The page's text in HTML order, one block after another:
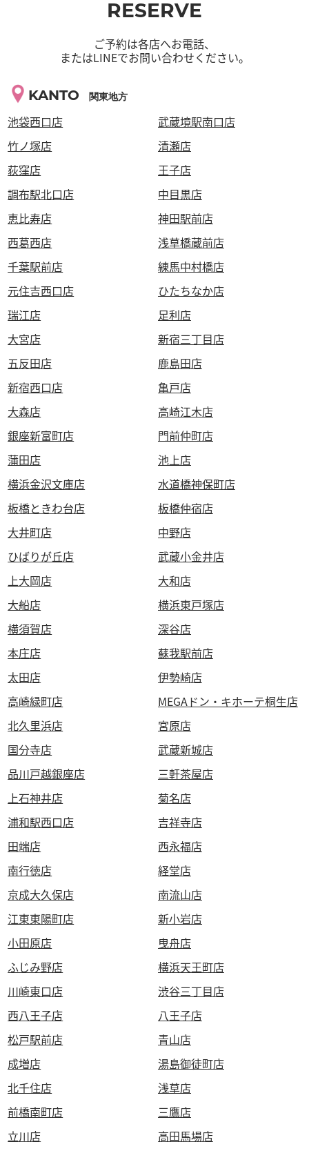
RESERVE
ご予約は各店へお電話、
またはLINEでお問い合わせください。
KANTO 関東地方
池袋西口店
武蔵境駅南口店
竹ノ塚店
清瀬店
荻窪店
王子店
調布駅北口店
中目黒店
恵比寿店
神田駅前店
西葛西店
浅草橋蔵前店
千葉駅前店
練馬中村橋店
元住吉西口店
ひたちなか店
瑞江店
足利店
大宮店
新宿三丁目店
五反田店
鹿島田店
新宿西口店
亀戸店
大森店
高崎江木店
銀座新富町店
門前仲町店
蒲田店
池上店
横浜金沢文庫店
水道橋神保町店
板橋ときわ台店
板橋仲宿店
大井町店
中野店
ひばりが丘店
武蔵小金井店
上大岡店
大和店
大船店
横浜東戸塚店
横須賀店
深谷店
本庄店
蘇我駅前店
太田店
伊勢崎店
高崎緑町店
MEGAドン・キホーテ桐生店
北久里浜店
宮原店
国分寺店
武蔵新城店
品川戸越銀座店
三軒茶屋店
上石神井店
菊名店
浦和駅西口店
吉祥寺店
田端店
西永福店
南行徳店
経堂店
京成大久保店
南流山店
江東東陽町店
新小岩店
小田原店
曳舟店
ふじみ野店
横浜天王町店
川崎東口店
渋谷三丁目店
西八王子店
八王子店
松戸駅前店
青山店
成増店
湯島御徒町店
北千住店
浅草店
前橋南町店
三鷹店
立川店
高田馬場店